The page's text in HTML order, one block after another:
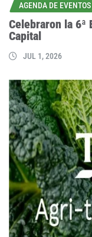
AGENDA DE EVENTOS
Celebraron la 6ª
Capital
JUL 1, 2026